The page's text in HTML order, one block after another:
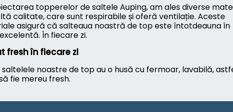
topperelor de saltele Auping, am ales diverse
calitate, care sunt respirabile și oferă ventilație. Aceste
asigură că salteaua noastră de top este întotdeauna în
În fiecare zi.
fresh în fiecare zi
noastre de top au o husă cu fermoar, lavabilă,
fie mereu fresh.